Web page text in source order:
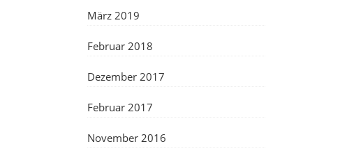
März 2019
Februar 2018
Dezember 2017
Februar 2017
November 2016